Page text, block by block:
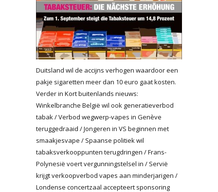
Duitsland wil de accijns verhogen waardoor een
pakje sigaretten meer dan 10 euro gaat kosten.
Verder in Kort buitenlands nieuws:
Winkelbranche België wil ook generatieverbod
tabak / Verbod wegwerp-vapes in Genève
teruggedraaid / Jongeren in VS beginnen met
smaakjesvape / Spaanse politiek wil
tabaksverkooppunten terugdringen / Frans-
Polynesië voert vergunningstelsel in / Servië
krijgt verkoopverbod vapes aan minderjarigen /
Londense concertzaal accepteert sponsoring